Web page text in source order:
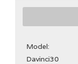
Model:
Davinci30